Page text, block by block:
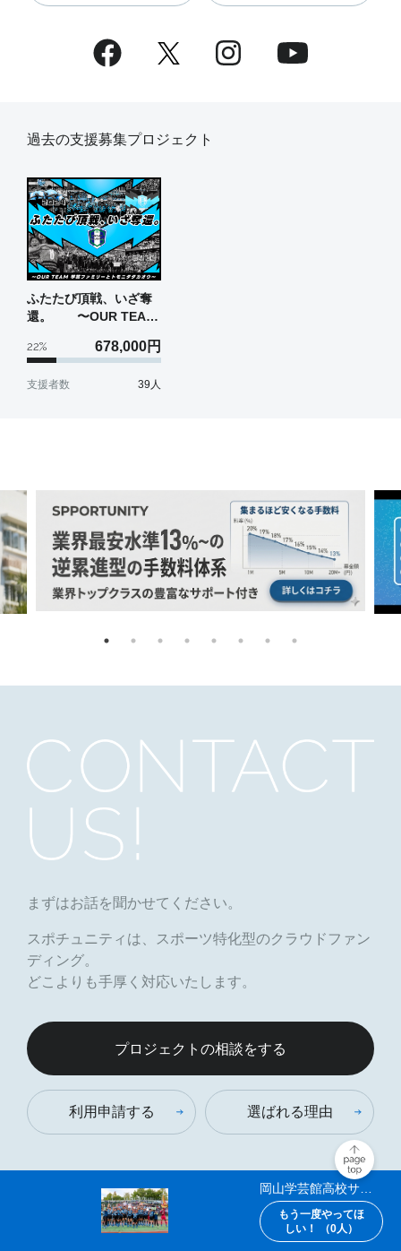
岡山学芸館高校サッ
カー部
もう一度やってほ
しい！ （0人）
過去の支援募集プロジェクト
ふたたび頂戦、いざ奪
還。 〜OUR TEAM
ニタタカオウ〜
22% 678,000円
支援者数 39 人
まずはお話を聞かせてください。
スポチュニティは、スポーツ特化型のクラウドファン
ディング。
どこよりも手厚く対応いたします。
プロジェクトの相談をする
利用申請する 選ばれる理由